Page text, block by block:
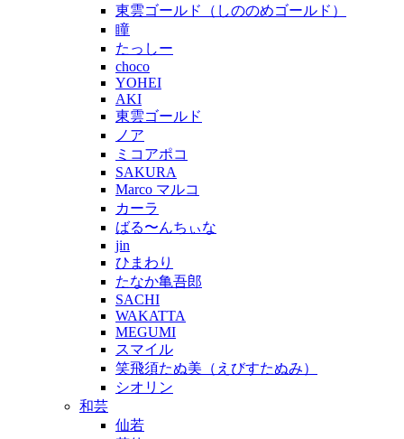
東雲ゴールド（しののめゴールド）
瞳
たっしー
choco
YOHEI
AKI
東雲ゴールド
ノア
ミコアポコ
SAKURA
Marco マルコ
カーラ
ばる〜んちぃな
jin
ひまわり
たなか亀吾郎
SACHI
WAKATTA
MEGUMI
スマイル
笑飛須たぬ美（えびすたぬみ）
シオリン
和芸
仙若